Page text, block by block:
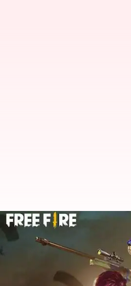
மார்ச் 09க்கான
எழுதியவர் Siranjeevi
செய்தி முன்னோட்டம்